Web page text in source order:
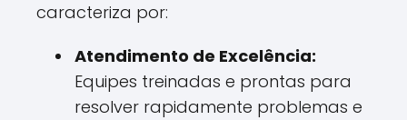
caracteriza por:
Atendimento de Excelência:
Equipes treinadas e prontas para
resolver rapidamente problemas e